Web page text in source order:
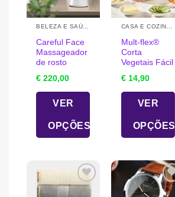
BELEZA E SAÚDE
Careful Face
Massageador
de rosto
€ 220,00
VER
OPÇÕES
has
multiple
variants.
CASA E COZINHA
Mult-flex®
Corta
Vegetais Fácil
€14,90
VER
OPÇÕES
multiple
variants.